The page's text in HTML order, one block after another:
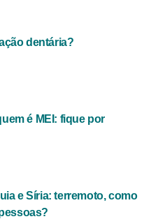
dentária?
é MEI: fique por
e Síria: terremoto, como